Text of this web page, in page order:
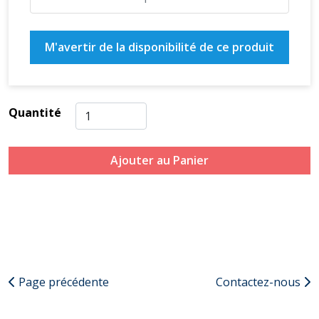
M'avertir de la disponibilité de ce produit
Quantité
Ajouter au Panier
Page précédente Contactez-nous